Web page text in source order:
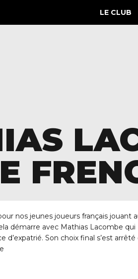
LE CLUB
nos jeunes joueurs français jouant
démarre avec Mathias Lacombe qui
d’expatrié. Son choix final s’est arrêté